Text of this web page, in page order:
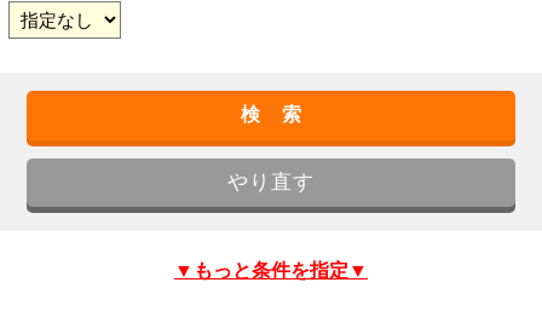
▼もっと条件を指定▼